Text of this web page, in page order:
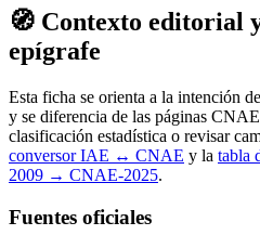
🧭 Contexto editorial
epígrafe
Esta ficha se orienta a la intención
y se diferencia de las páginas
clasificación estadística o revisar
conversor IAE ↔ CNAE y la tabla
2009 → CNAE-2025.
Fuentes oficiales